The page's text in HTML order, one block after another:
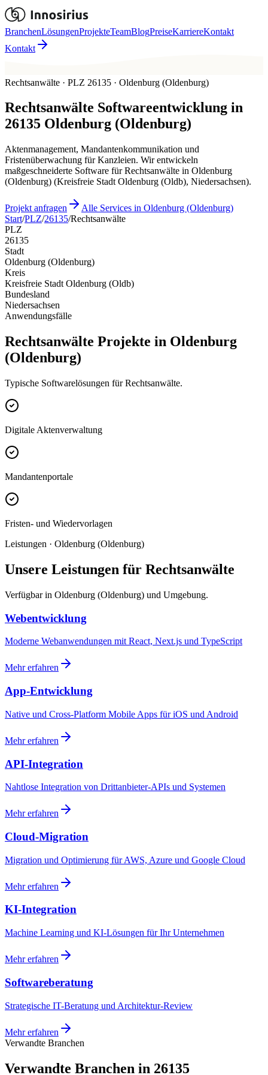
BranchenLösungenProjekteTeamBlogPreiseKarriereKontakt
Kontakt
Rechtsanwälte · PLZ 26135 · Oldenburg (Oldenburg)
Rechtsanwälte Softwareentwicklung in
26135 Oldenburg (Oldenburg)
Aktenmanagement, Mandantenkommunikation und
Fristenüberwachung für Kanzleien. Wir entwickeln
maßgeschneiderte Software für Rechtsanwälte in Oldenburg
(Oldenburg) (Kreisfreie Stadt Oldenburg (Oldb), Niedersachsen).
Projekt anfragen
Alle Services in Oldenburg (Oldenburg)
Start/PLZ/26135/Rechtsanwälte
PLZ
26135
Stadt
Oldenburg (Oldenburg)
Kreis
Kreisfreie Stadt Oldenburg (Oldb)
Bundesland
Niedersachsen
Anwendungsfälle
Rechtsanwälte Projekte in Oldenburg
(Oldenburg)
Typische Softwarelösungen für Rechtsanwälte.
Digitale Aktenverwaltung
Mandantenportale
Fristen- und Wiedervorlagen
Leistungen · Oldenburg (Oldenburg)
Unsere Leistungen für Rechtsanwälte
Verfügbar in Oldenburg (Oldenburg) und Umgebung.
Webentwicklung
Moderne Webanwendungen mit React, Next.js und TypeScript
Mehr erfahren
App-Entwicklung
Native und Cross-Platform Mobile Apps für iOS und Android
Mehr erfahren
API-Integration
Nahtlose Integration von Drittanbieter-APIs und Systemen
Mehr erfahren
Cloud-Migration
Migration und Optimierung für AWS, Azure und Google Cloud
Mehr erfahren
KI-Integration
Machine Learning und KI-Lösungen für Ihr Unternehmen
Mehr erfahren
Softwareberatung
Strategische IT-Beratung und Architektur-Review
Mehr erfahren
Verwandte Branchen
Verwandte Branchen in 26135